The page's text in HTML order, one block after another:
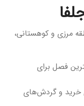
مرزی و کوهستانی،
فصل برای
خرید و گردش‌های